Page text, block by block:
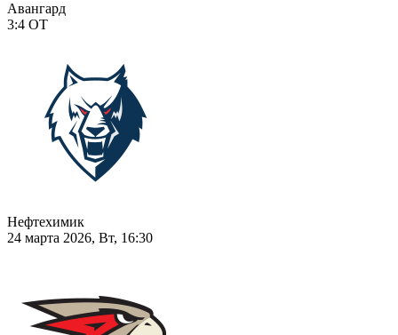
Авангард
3:4 ОТ
Нефтехимик
24 марта 2026, Вт, 16:30